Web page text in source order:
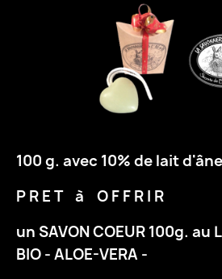
100 g. avec 10% de lait
P R E T à O F F R I R
un SAVON COEUR 100g. au
BIO - ALOE-VERA -